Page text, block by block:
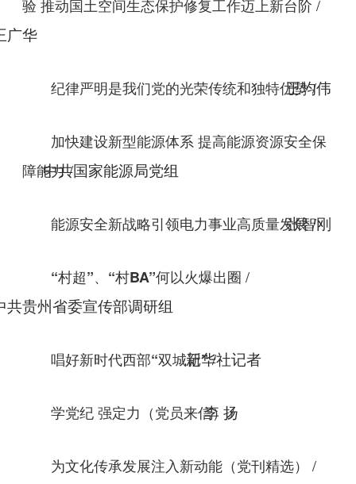
验 推动国土空间生态保护修复工作迈上新台阶 /
广华
纪律严明是我们党的光荣传统和独特优势/
王均伟
加快建设新型能源体系 提高能源资源安全保
障能力/
中共国家能源局党组
能源安全新战略引领电力事业高质量发展/
张智刚
“村超”、“村BA”何以火爆出圈 /
共贵州省委宣传部调研组
唱好新时代西部“双城记”/
新华社记者
学党纪 强定力 （党员来信）/
李 扬
为文化传承发展注入新动能（党刊精选） /